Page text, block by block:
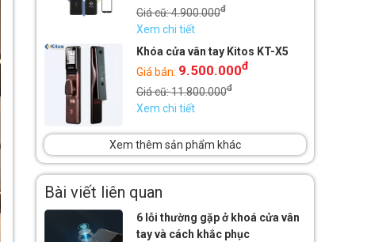
Giá cũ:4.900.000đ
Xem chi tiết
Khóa cửa vân tay Kitos KT-X5
Giá bán: 9.500.000đ
Giá cũ:11.800.000đ
Xem chi tiết
Xem thêm sản phẩm khác
Bài viết liên quan
6 lỗi thường gặp ở khoá cửa vân
tay và cách khắc phục